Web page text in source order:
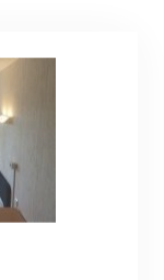
Difluet mat